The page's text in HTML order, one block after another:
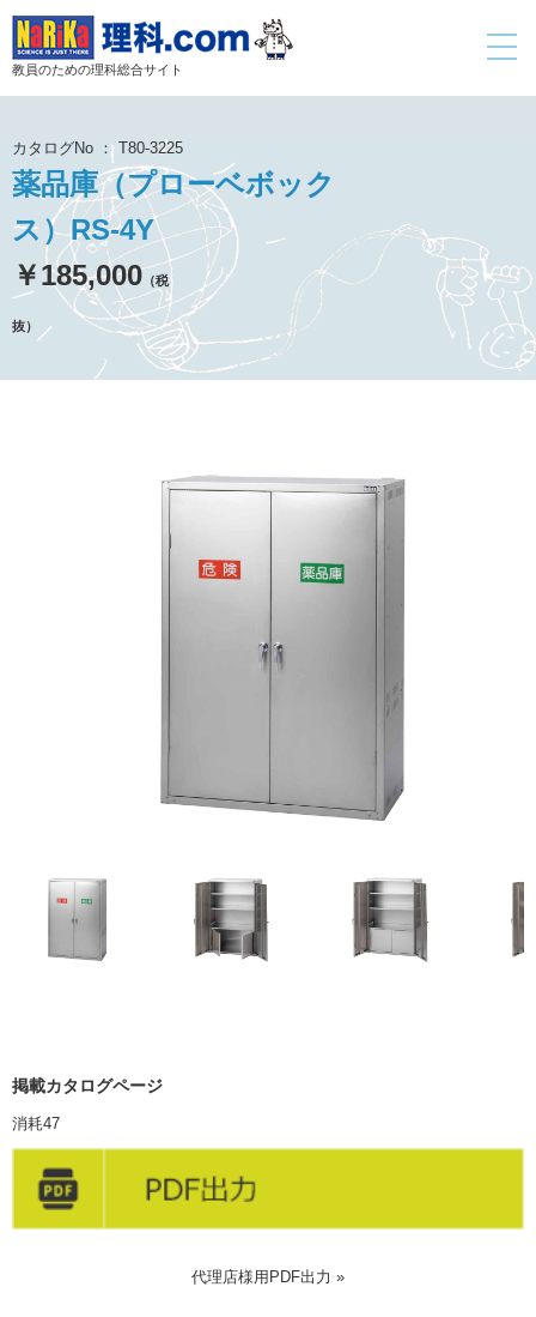
教員のための理科総合サイト
toggle
カタログNo ： T80-3225
薬品庫（プローベボック
ス）RS-4Y
￥185,000 （税
抜）
掲載カタログページ
消耗47
代理店様用PDF出力 »